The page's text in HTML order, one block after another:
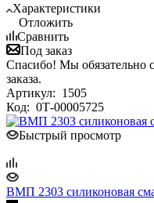
Характеристики
Отложить
Сравнить
Под заказ
Спасибо! Мы обязательно
заказа.
Артикул: 1505
Код: 0Т-00005725
Быстрый просмотр
ВМП 2303 силиконовая